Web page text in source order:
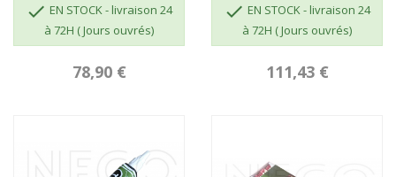
 EN STOCK - livraison 24
à 72H ( Jours ouvrés)
78,90 €
 EN STOCK - livraison 24
à 72H ( Jours ouvrés)
111,43 €